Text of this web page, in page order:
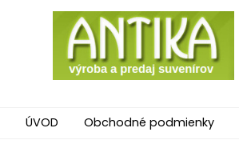
ÚVOD Obchodné podmienky